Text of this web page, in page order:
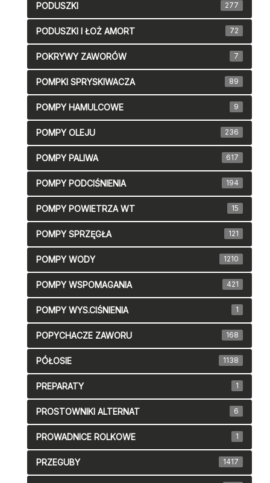
PODUSZKI 277
PODUSZKI I ŁOŻ AMORT 72
POKRYWY ZAWORÓW 7
POMPKI SPRYSKIWACZA 89
POMPY HAMULCOWE 9
POMPY OLEJU 236
POMPY PALIWA 617
POMPY PODCIŚNIENIA 194
POMPY POWIETRZA WT 15
POMPY SPRZĘGŁA 121
POMPY WODY 1210
POMPY WSPOMAGANIA 421
POMPY WYS.CIŚNIENIA 1
POPYCHACZE ZAWORU 168
PÓŁOSIE 1138
PREPARATY 1
PROSTOWNIKI ALTERNAT 6
PROWADNICE ROLKOWE 1
PRZEGUBY 1417